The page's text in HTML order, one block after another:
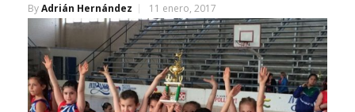
ByAdrián Hernández 11 enero, 2017